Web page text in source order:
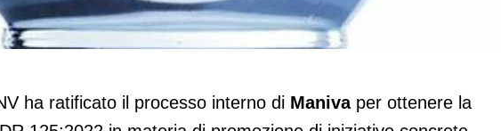
certificazione per la parità di genere
ha ratificato il processo interno di Manivaper ottenere la